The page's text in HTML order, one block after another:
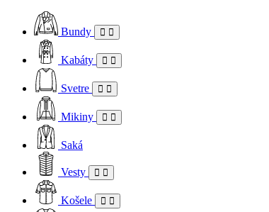
Bundy
Kabáty
Svetre
Mikiny
Saká
Vesty
Košele